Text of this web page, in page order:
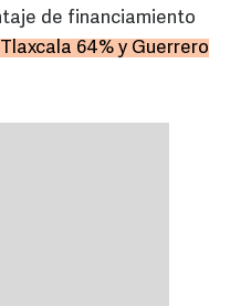
de financiamiento
64% y Guerrero